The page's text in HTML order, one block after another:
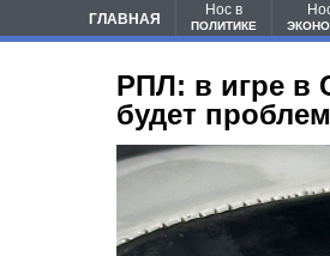
ГЛАВНАЯ
Нос в
ПОЛИТИКЕ
РПЛ: в игре в
будет